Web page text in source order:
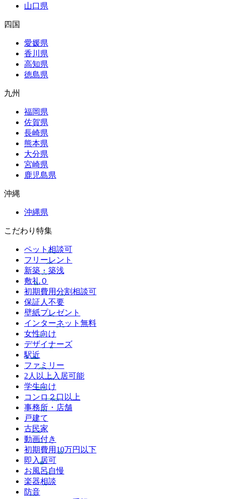
山口県
四国
愛媛県
香川県
高知県
徳島県
九州
福岡県
佐賀県
長崎県
熊本県
大分県
宮崎県
鹿児島県
沖縄
沖縄県
こだわり特集
ペット相談可
フリーレント
新築・築浅
敷礼０
初期費用分割相談可
保証人不要
壁紙プレゼント
インターネット無料
女性向け
デザイナーズ
駅近
ファミリー
2人以上入居可能
学生向け
コンロ２口以上
事務所・店舗
戸建て
古民家
動画付き
初期費用10万円以下
即入居可
お風呂自慢
楽器相談
防音